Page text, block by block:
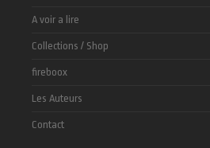
A voir a lire
Collections / Shop
fireboox
Les Auteurs
Contact